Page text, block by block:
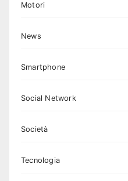
Motori
News
Smartphone
Social Network
Società
Tecnologia